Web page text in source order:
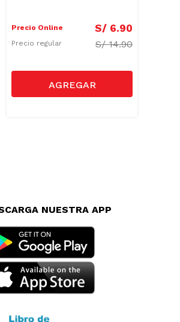
Precio Online S/ 6.90
Precio regular S/14.90
NUESTRA APP